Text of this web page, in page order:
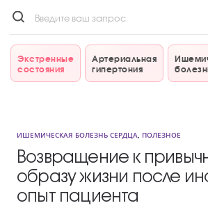
Экстренные
состояния
Артериальная
гипертония
ИШЕМИЧЕСКАЯ БОЛЕЗНЬ СЕРДЦА, ПОЛЕЗНОЕ
Возвращение к
образу жизни после
опыт пациента